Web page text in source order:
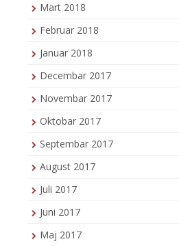
Mart 2018
Februar 2018
Januar 2018
Decembar 2017
Novembar 2017
Oktobar 2017
Septembar 2017
August 2017
Juli 2017
Juni 2017
Maj 2017